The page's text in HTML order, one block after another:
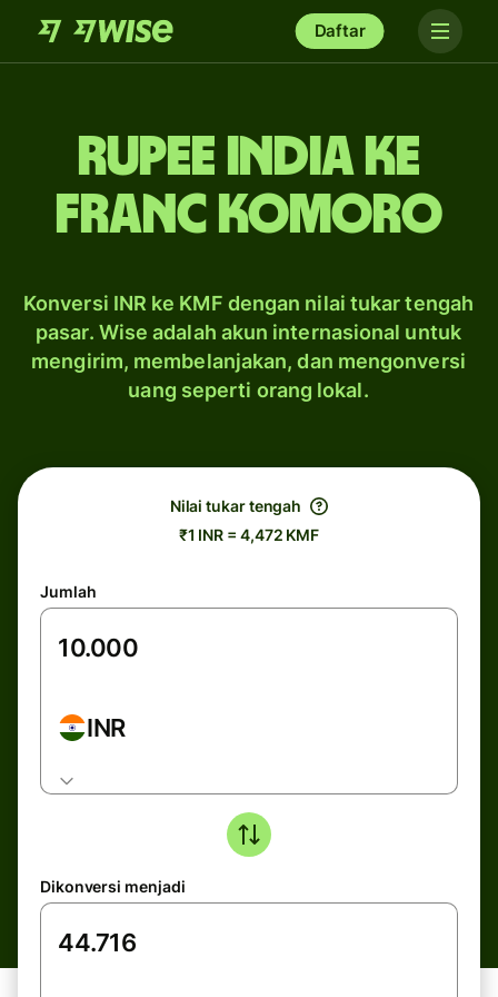
Daftar
rupee India ke
franc Komoro
Konversi INR ke KMF dengan nilai tukar tengah
pasar. Wise adalah akun internasional untuk
mengirim, membelanjakan, dan mengonversi
uang seperti orang lokal.
Nilai tukar tengah
₹1 INR = 4,472 KMF
Jumlah
INR
Dikonversi menjadi